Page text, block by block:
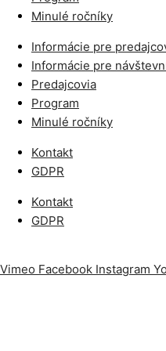
Minulé ročníky
Informácie pre
Informácie pre
Predajcovia
Program
Minulé ročníky
Kontakt
GDPR
Kontakt
GDPR
Vimeo Facebook Instagram